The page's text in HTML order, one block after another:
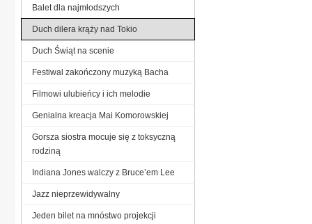
Balet dla najmłodszych
Duch dilera krąży nad Tokio
Duch Świąt na scenie
Festiwal zakończony muzyką Bacha
Filmowi ulubieńcy i ich melodie
Genialna kreacja Mai Komorowskiej
Gorsza siostra mocuje się z toksyczną
rodziną
Indiana Jones walczy z Bruce’em Lee
Jazz nieprzewidywalny
Jeden bilet na mnóstwo projekcji